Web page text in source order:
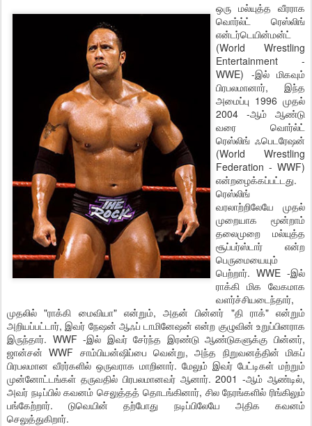
ஒரு மல்யுத்த வீரராக
வொர்ல்ட் ரெஸ்லிங்
என்டர்டெயின்மன்ட்
(World Wrestling
Entertainment -
WWE) -இல் மிகவும்
பிரபலமானார், இந்த
அமைப்பு 1996 முதல்
2004 -ஆம் ஆண்டு
வரை வொர்ல்ட்
ரெஸ்லிங் ஃபெடரேஷன்
(World Wrestling
Federation - WWF)
என்றழைக்கப்பட்டது.
ரெஸ்லிங்
வரலாற்றிலேயே முதல்
முறையாக மூன்றாம்
தலைமுறை மல்யுத்த
சூப்பர்ஸ்டார் என்ற
பெருமையையும்
பெற்றார். WWE -இல்
ராக்கி மிக வேகமாக
வளர்ச்சியடைந்தார்,
முதலில் "ராக்கி மைவியா" என்றும், அதன் பின்னர் "தி ராக்" என்றும்
அறியப்பட்டார், இவர் நேஷன் ஆஃப் டாமினேஷன் என்ற குழுவின் உறுப்பினராக
இருந்தார். WWF -இல் இவர் சேர்ந்த இரண்டு ஆண்டுகளுக்கு பின்னர்,
ஜான்சன் WWF சாம்பியன்ஷிப்பை வென்று, அந்த நிறுவனத்தின் மிகப்
பிரபலமான வீரர்களில் ஒருவராக மாறினார். மேலும் இவர் பேட்டிகள் மற்றும்
முன்னோட்டங்கள் தருவதில் பிரபலமானவர் ஆனார். 2001 -ஆம் ஆண்டில்,
அவர் நடிப்பில் கவனம் செலுத்தத் தொடங்கினார், சில நேரங்களில் ரிங்கிலும்
பங்கேற்றார். டுவெயின் தற்போது நடிப்பிலேயே அதிக கவனம்
செலுத்துகிறார்.